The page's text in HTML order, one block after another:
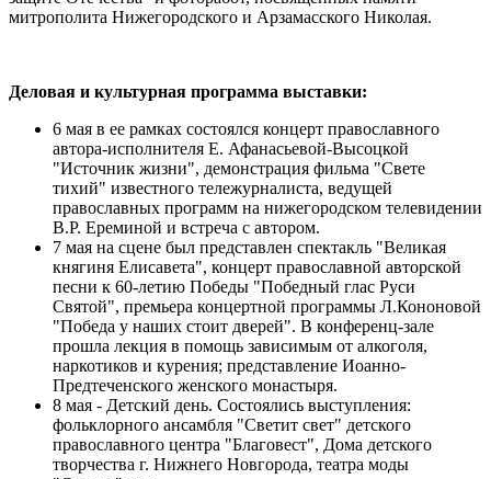
митрополита Нижегородского и Арзамасского Николая.
Деловая и культурная программа выставки:
6 мая в ее рамках состоялся концерт православного
автора-исполнителя Е. Афанасьевой-Высоцкой
"Источник жизни", демонстрация фильма "Свете
тихий" известного тележурналиста, ведущей
православных программ на нижегородском телевидении
В.Р. Ереминой и встреча с автором.
7 мая на сцене был представлен спектакль "Великая
княгиня Елисавета", концерт православной авторской
песни к 60-летию Победы "Победный глас Руси
Святой", премьера концертной программы Л.Кононовой
"Победа у наших стоит дверей". В конференц-зале
прошла лекция в помощь зависимым от алкоголя,
наркотиков и курения; представление Иоанно-
Предтеченского женского монастыря.
8 мая - Детский день. Состоялись выступления:
фольклорного ансамбля "Светит свет" детского
православного центра "Благовест", Дома детского
творчества г. Нижнего Новгорода, театра моды